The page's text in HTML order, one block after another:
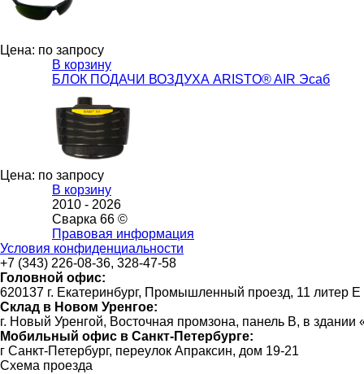
Цена: по запросу
В корзину
БЛОК ПОДАЧИ ВОЗДУХА ARISTO® AIR Эсаб
Цена: по запросу
В корзину
2010 - 2026
Сварка 66 ©
Правовая информация
Условия конфиденциальности
+7 (343) 226-08-36, 328-47-58
Головной офис:
620137 г. Екатеринбург, Промышленный проезд, 11 литер Е
Склад в Новом Уренгое:
г. Новый Уренгой, Восточная промзона, панель В, в
Мобильный офис в Санкт-Петербурге:
г Санкт-Петербург, переулок Апраксин, дом 19-21
Схема проезда